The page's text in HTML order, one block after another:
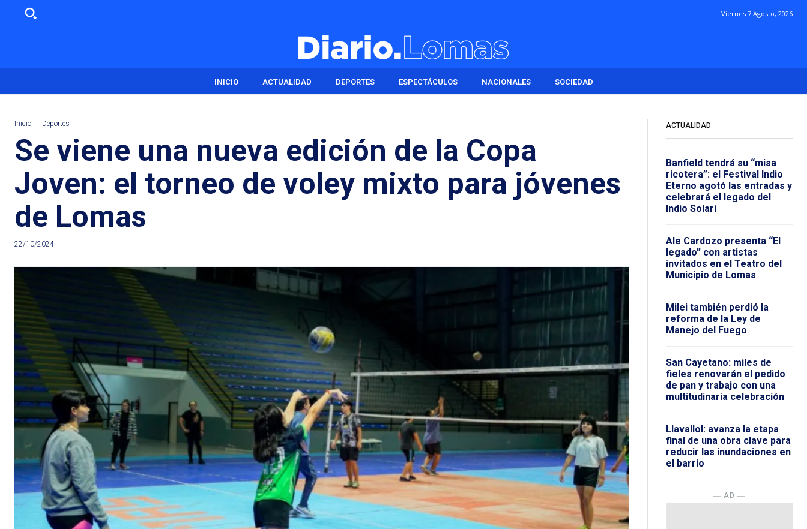
Viernes 7 Agosto, 2026
INICIO ACTUALIDAD DEPORTES ESPECTÁCULOS NACIONALES SOCIEDAD
Inicio Deportes
Se viene una nueva edición de la Copa
Joven: el torneo de voley mixto para jóvenes
de Lomas
22/10/2024
ACTUALIDAD
Banfield tendrá su “misa
ricotera”: el Festival Indio
Eterno agotó las entradas y
celebrará el legado del
Indio Solari
Ale Cardozo presenta “El
legado” con artistas
invitados en el Teatro del
Municipio de Lomas
Milei también perdió la
reforma de la Ley de
Manejo del Fuego
San Cayetano: miles de
fieles renovarán el pedido
de pan y trabajo con una
multitudinaria celebración
Llavallol: avanza la etapa
final de una obra clave para
reducir las inundaciones en
el barrio
― AD ―